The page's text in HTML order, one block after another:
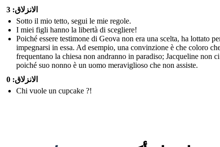
الانزلاق: 3
Sotto il mio tetto, segui le mie regole.
I miei figli hanno la libertà di scegliere!
Poiché essere testimone di Geova non era una scelta, ha lottato
impegnarsi in essa. Ad esempio, una convinzione è che coloro
frequentano la chiesa non andranno in paradiso; Jacqueline non
poiché suo nonno è un uomo meraviglioso che non assiste.
الانزلاق: 0
Chi vuole un cupcake ?!